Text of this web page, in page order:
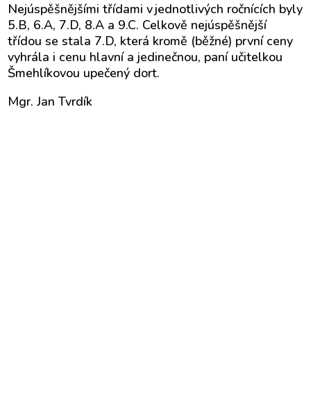
Nejúspěšnějšími třídami v jednotlivých ročnících byly
5.B, 6.A, 7.D, 8.A a 9.C. Celkově nejúspěšnější
třídou se stala 7.D, která kromě (běžné) první ceny
vyhrála i cenu hlavní a jedinečnou, paní učitelkou
Šmehlíkovou upečený dort.
Mgr. Jan Tvrdík